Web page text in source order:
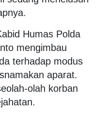
Humas Polda
mengimbau
terhadap modus
aparat.
olah korban